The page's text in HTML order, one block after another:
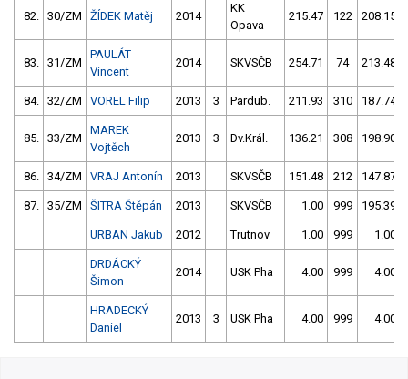
82. 30/ZM ŽÍDEK Matěj 2014
KK
Opava
215.47 122 208.15
83. 31/ZM
PAULÁT
Vincent
2014 SKVSČB 254.71 74 213.48
84. 32/ZM VOREL Filip 2013 3 Pardub. 211.93 310 187.74
85. 33/ZM
MAREK
Vojtěch
2013 3 Dv.Král. 136.21 308 198.90
86. 34/ZM VRAJ Antonín 2013 SKVSČB 151.48 212 147.87
87. 35/ZM ŠITRA Štěpán 2013 SKVSČB 1.00 999 195.39
URBAN Jakub 2012 Trutnov 1.00 999 1.00
DRDÁCKÝ
Šimon
2014 USK Pha 4.00 999 4.00
HRADECKÝ
Daniel
2013 3 USK Pha 4.00 999 4.00